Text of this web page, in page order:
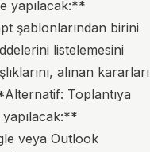
yapılacak:**
şablonlarından birini
listelemesini
alınan kararları
Toplantıya
veya Outlook